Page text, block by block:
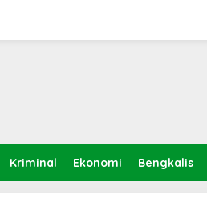
Kriminal Ekonomi Bengkalis